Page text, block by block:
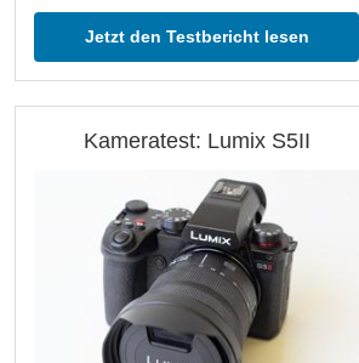
Jetzt den Testbericht lesen
Kameratest: Lumix S5II